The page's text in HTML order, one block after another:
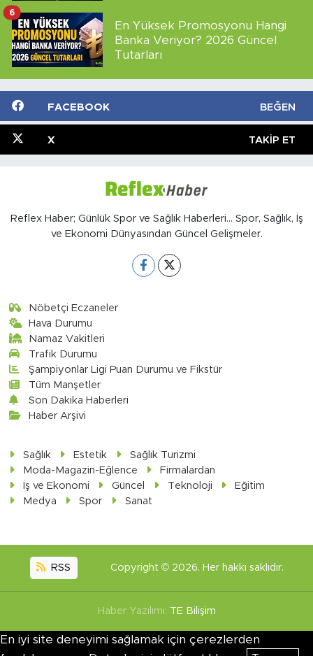
En Yüksek Promosyonu Hangi
Banka Veriyor? 2026 Güncel
Tutarları
6
FACEBOOK BEĞEN
X TAKIP ET
Reflex Haber; Günlük Spor ve Sağlık Haberleri... Spor, Sağlık, İş
ve Ekonomi Dünyasından Güncel Gelişmeler.
Nöbetçi Eczaneler
Hava Durumu
Namaz Vakitleri
Trafik Durumu
Şampiyonlar Ligi Puan Durumu ve Fikstür
Tüm Manşetler
Son Dakika Haberleri
Haber Arşivi
Sağlık Estetik
Sağlık Turizmi
Moda-Magazin-Eğlence
Firmalardan
İş ve Ekonomi
Güncel Teknoloji
Eğitim
Medya
Spor Sanat
RSS Copyright © 2026. Her hakkı saklıdır.
Haber Yazılımı: TE Bilişim
En iyi site deneyimi sağlamak için çerezlerden